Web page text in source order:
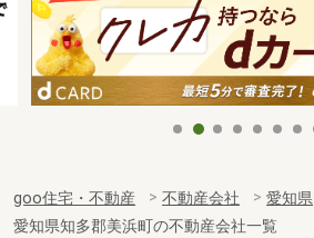
goo住宅・不動産 不動産会社 愛知県
愛知県知多郡美浜町の不動産会社一覧